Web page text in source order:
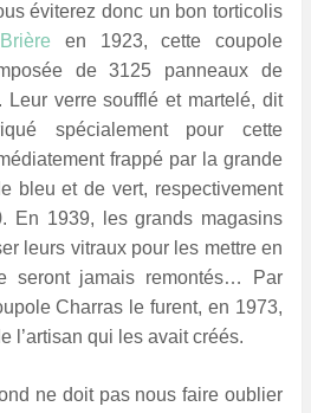
éviterez donc un bon torticolis
Brière en 1923, cette coupole
de 3125 panneaux de
Leur verre soufflé et martelé, dit
spécialement pour cette
frappé par la grande
bleu et de vert, respectivement
En 1939, les grands magasins
leurs vitraux pour les mettre en
seront jamais remontés… Par
Charras le furent, en 1973,
l’artisan qui les avait créés.
ne doit pas nous faire oublier